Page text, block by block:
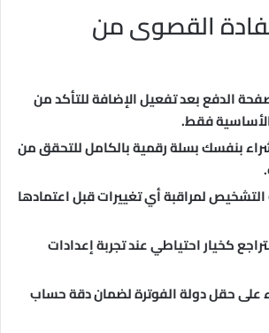
القصوى من
الدفع بعد تفعيل الإضافة للتأكد من
فقط.
بنفسك بسلة رقمية بالكامل للتحقق من
لمراقبة أي تغييرات قبل اعتمادها
كخيار احتياطي عند تجربة إعدادات
على حقل دولة الفوترة لضمان دقة حساب